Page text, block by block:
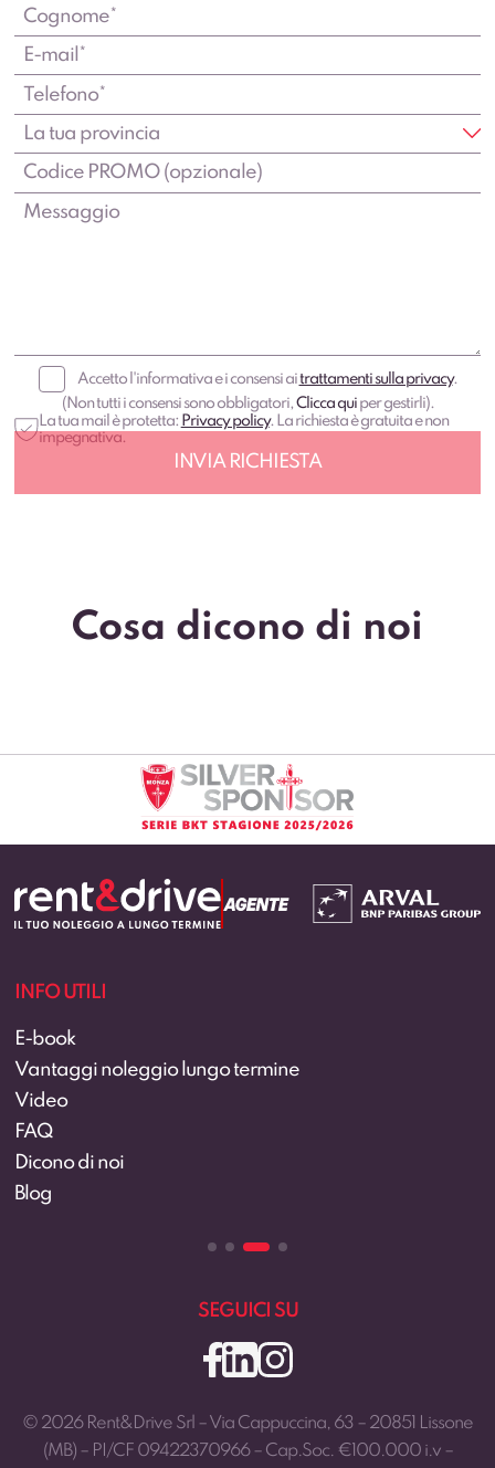
Accetto l'informativa e i consensi aitrattamenti sulla privacy
(Non tutti i consensi sono obbligatori, Clicca quiper gestirli).
La tua mail è protetta:
Cosa dicono di noi
039 94 67 662
20851 Lissone (MB)
(MB) – PI/CF 09422370966 – Cap.Soc. €100.000 i.v –
rentedrive@pec.rentedrive.it